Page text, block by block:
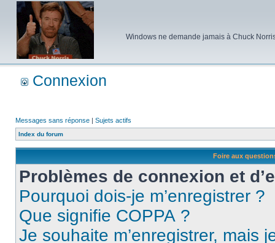
Windows ne demande jamais à Chuck
Connexion
Messages sans réponse | Sujets actifs
Index du forum
Foire aux
Problèmes de connexion et
Pourquoi dois-je m’enregistrer ?
Que signifie COPPA ?
Je souhaite m’enregistrer, mais